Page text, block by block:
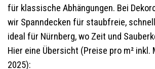
für klassische Abhängungen. Bei
wir Spanndecken für staubfreie,
ideal für Nürnberg, wo Zeit und
Hier eine Übersicht (Preise pro m² inkl.
2025):